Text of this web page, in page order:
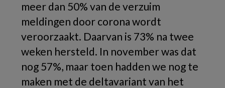
meer dan 50% van de verzuim
meldingen door corona wordt
veroorzaakt. Daarvan is 73% na twee
weken hersteld. In november was dat
nog 57%, maar toen hadden we nog te
maken met de deltavariant van het